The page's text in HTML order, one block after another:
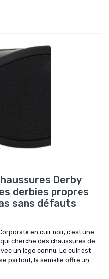
Derby
derbies propres
sans défauts
en cuir noir, c’est une
cherche des chaussures de
un logo connu. Le cuir est
partout, la semelle offre un